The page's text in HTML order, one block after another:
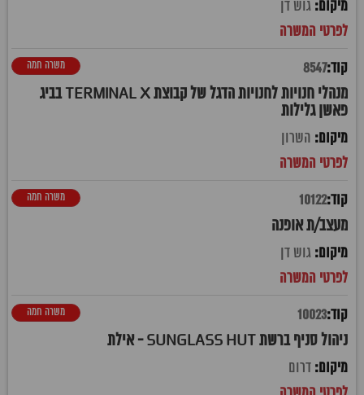
גוש דן
8547
מנהלי חנויות לחנויות הדגל של קבוצת TERMINAL X בביג
פאשן גלילות
משרה חמה
השרון
10122
מעצב/ת אופנה
משרה חמה
גוש דן
10023
ניהול סניף ברשת SUNGLASS HUT - אילת
משרה חמה
דרום